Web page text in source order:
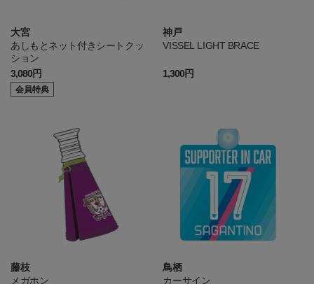
大宮
あしもとネット付きシートクッ
ション
3,080円
会員特典
神戸
VISSEL LIGHT BRACE
1,300円
藤枝
メガホン
鳥栖
カーサイン